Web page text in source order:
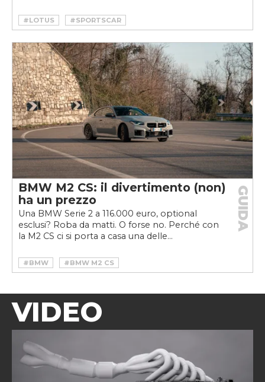
#LOTUS #SPORTSCAR
BMW M2 CS: il divertimento (non)
ha un prezzo
Una BMW Serie 2 a 116.000 euro, optional
esclusi? Roba da matti. O forse no. Perché con
la M2 CS ci si porta a casa una delle...
GUIDA
#BMW #BMW M2 CS
VIDEO